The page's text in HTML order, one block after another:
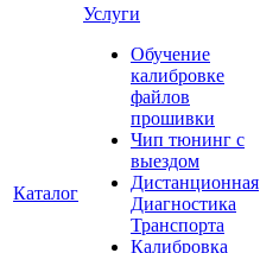
Каталог
Услуги
Обучение
калибровке
файлов
прошивки
Чип тюнинг с
выездом
Дистанционная
Диагностика
Транспорта
Калибровка